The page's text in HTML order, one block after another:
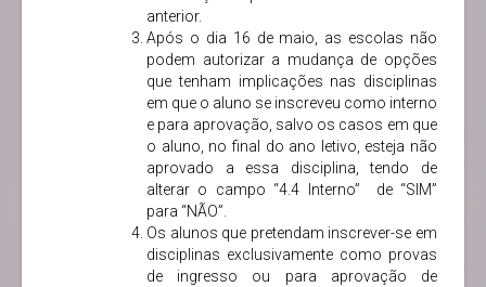
anterior.
Após o dia 16 de maio, as escolas não
podem autorizar a mudança de opções
que tenham implicações nas disciplinas
em que o aluno se inscreveu como interno
e para aprovação, salvo os casos em que
o aluno, no final do ano letivo, esteja não
aprovado a essa disciplina, tendo de
alterar o campo “4.4 Interno” de “SIM”
para “NÃO”.
Os alunos que pretendam inscrever-se em
disciplinas exclusivamente como provas
de ingresso ou para aprovação de